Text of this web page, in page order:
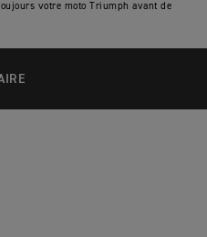
votre moto Triumph avant de